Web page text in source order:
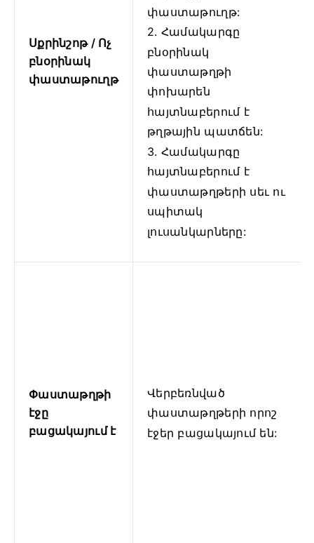
Սքրինշոթ / Ոչ
բնօրինակ
փաստաթուղթ
փաստաթուղթ:
2. Համակարգը
բնօրինակ
փաստաթղթի
փոխարեն
հայտնաբերում է
թղթային պատճեն:
3. Համակարգը
հայտնաբերում է
փաստաթղթերի սեւ ու
սպիտակ
լուսանկարները:
Փաստաթղթի
էջը
բացակայում է
Վերբեռնված
փաստաթղթերի որոշ
էջեր բացակայում են: